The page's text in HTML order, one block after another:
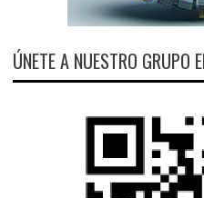
ÚNETE A NUESTRO GRUPO